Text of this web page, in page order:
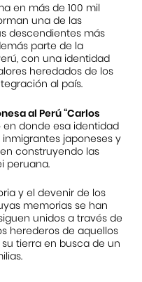
Japonesa
en más de 100 mil
una de las
descendientes más
parte de la
con una identidad
heredados de los
al país.
al Perú “Carlos
en donde esa identidad
japoneses y
construyendo las
peruana.
y el devenir de los
memorias se han
unidos a través de
herederos de aquellos
tierra en busca de un